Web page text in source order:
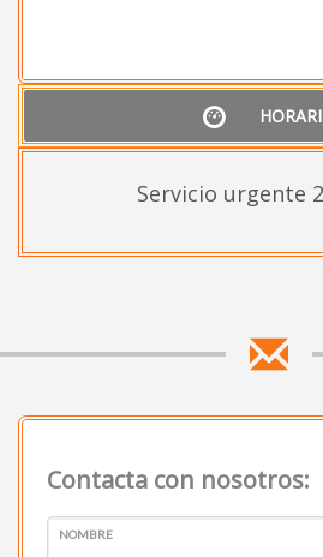
Servicio urgente
Contacta con nosotros:
NOMBRE